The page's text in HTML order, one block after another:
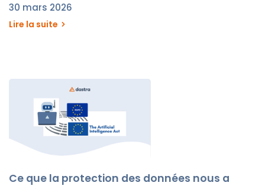
30 mars 2026
Lire la suite
Ce que la protection des données nous a